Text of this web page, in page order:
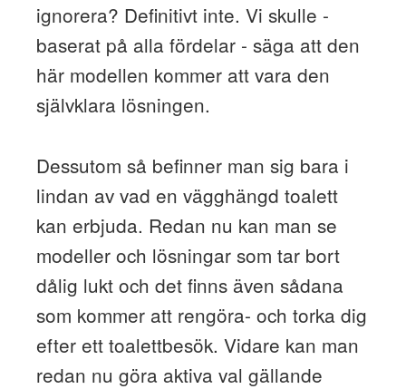
ignorera? Definitivt inte. Vi skulle -
baserat på alla fördelar - säga att den
här modellen kommer att vara den
självklara lösningen.
Dessutom så befinner man sig bara i
lindan av vad en vägghängd toalett
kan erbjuda. Redan nu kan man se
modeller och lösningar som tar bort
dålig lukt och det finns även sådana
som kommer att rengöra- och torka dig
efter ett toalettbesök. Vidare kan man
redan nu göra aktiva val gällande